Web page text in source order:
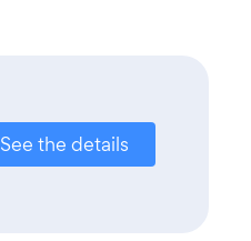
See the details